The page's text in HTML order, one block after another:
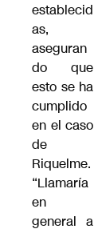
establecid
as,
aseguran
do que
esto se ha
cumplido
en el caso
de
Riquelme.
“Llamaría
en
general a